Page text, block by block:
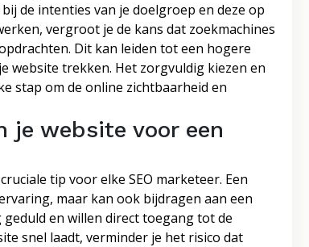
de intenties van je doelgroep en deze op
vergroot je de kans dat zoekmachines
Dit kan leiden tot een hogere
website trekken. Het zorgvuldig kiezen en
stap om de online zichtbaarheid en
je website voor een
tip voor elke SEO marketeer. Een
maar kan ook bijdragen aan een
en willen direct toegang tot de
snel laadt, verminder je het risico dat